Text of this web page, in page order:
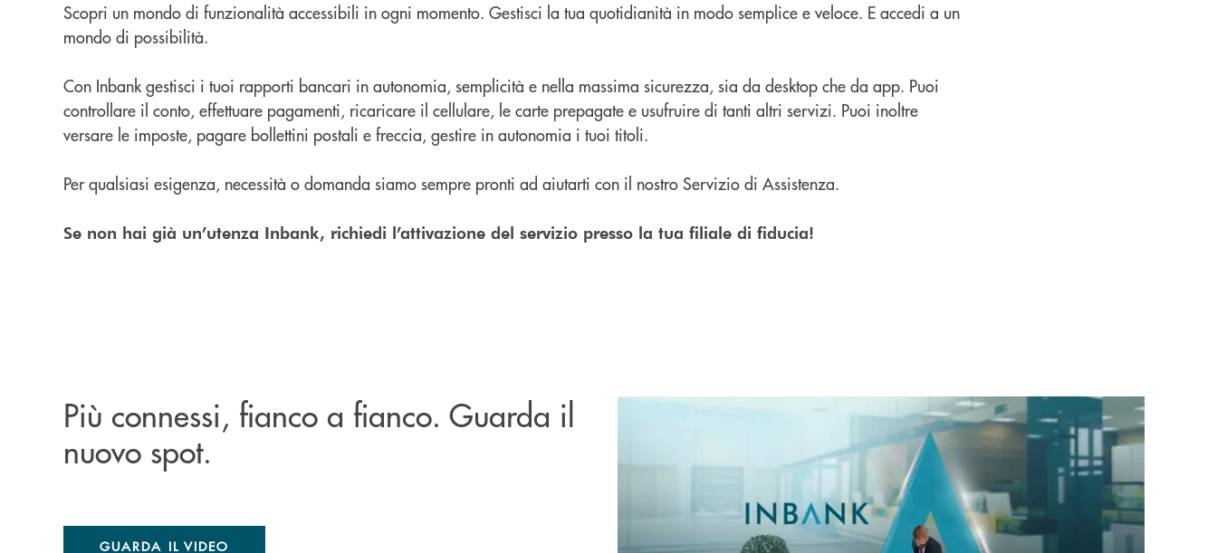
Scopri un mondo di funzionalità accessibili in ogni momento. Gestisci la tua quotidianità in modo semplice e veloce. E accedi a un
mondo di possibilità.
Con Inbank gestisci i tuoi rapporti bancari in autonomia, semplicità e nella massima sicurezza, sia da desktop che da app. Puoi
controllare il conto, effettuare pagamenti, ricaricare il cellulare, le carte prepagate e usufruire di tanti altri servizi. Puoi inoltre
versare le imposte, pagare bollettini postali e freccia, gestire in autonomia i tuoi titoli.
Per qualsiasi esigenza, necessità o domanda siamo sempre pronti ad aiutarti con il nostro Servizio di Assistenza.
Se non hai già un’utenza Inbank, richiedi l’attivazione del servizio presso la tua filiale di fiducia!
Più connessi, fianco a fianco. Guarda il
nuovo spot.
GUARDA IL VIDEO